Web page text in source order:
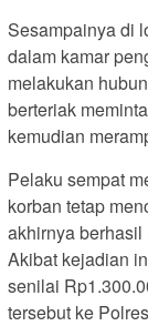
Sesampainya di
dalam kamar
melakukan
berteriak
kemudian
Pelaku sempat
korban tetap
akhirnya
Akibat kejadian
senilai
tersebut ke